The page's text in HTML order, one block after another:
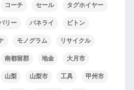
コーチ セール タグホイヤー
リー パネライ ビトン
モノグラム リサイクル
南都留郡 地金 大月市
山梨 山梨市 工具 甲州市